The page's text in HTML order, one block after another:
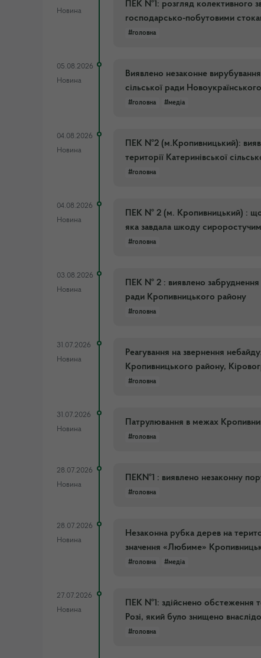
Новина
ПЕК №1: розгляд колективного
господарсько-побутовими
#головна
05.08.2026
Новина
Виявлено незаконне вирубування
сільської ради
#головна #медіа
04.08.2026
Новина
ПЕК №2 (м.Кропивницький):
території Катеринівської
#головна
04.08.2026
Новина
ПЕК № 2 (м. Кропивницький) :
яка завдала шкоду
#головна
03.08.2026
Новина
ПЕК № 2 : виявлено забруднення
ради Кропивницького району
#головна
31.07.2026
Новина
Реагування на звернення
Кропивницького району,
#головна
31.07.2026
Новина
Патрулювання в межах
#головна
28.07.2026
Новина
ПЕК№1 : виявлено незаконну
#головна
28.07.2026
Новина
Незаконна рубка дерев на
значення «Любиме»
#головна #медіа
27.07.2026
Новина
ПЕК №1: здійснено обстеження
Розі, який було знищено
#головна